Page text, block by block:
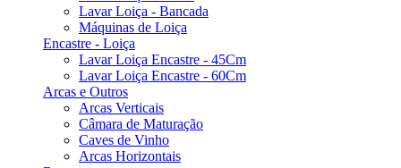
Lavar Loiça - Bancada
Máquinas de Loiça
Encastre - Loiça
Lavar Loiça Encastre - 45Cm
Lavar Loiça Encastre - 60Cm
Arcas e Outros
Arcas Verticais
Câmara de Maturação
Caves de Vinho
Arcas Horizontais